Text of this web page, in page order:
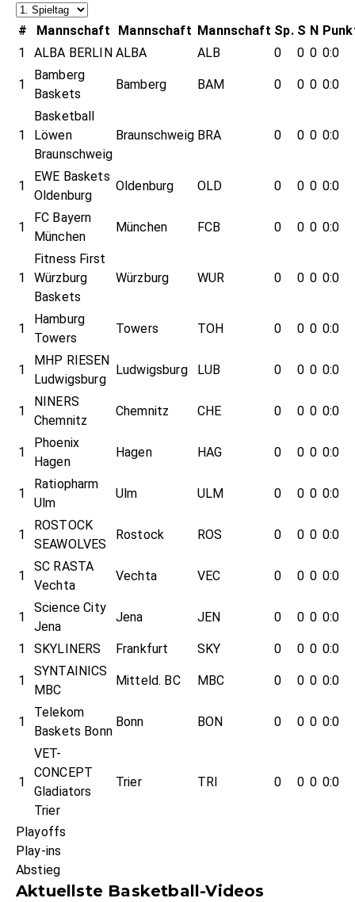
# Mannschaft Mannschaft Mannschaft Sp. S N
1
ALBA BERLIN ALBA ALB 0 0 0 0:0
1
Bamberg
Baskets
Bamberg BAM 0 0 0 0:0
1
Basketball
Löwen
Braunschweig
Braunschweig BRA 0 0 0 0:0
1
EWE Baskets
Oldenburg
Oldenburg OLD 0 0 0 0:0
1
FC Bayern
München
München FCB 0 0 0 0:0
1
Fitness First
Würzburg
Baskets
Würzburg WUR 0 0 0 0:0
1
Hamburg
Towers
Towers TOH 0 0 0 0:0
1
MHP RIESEN
Ludwigsburg
Ludwigsburg LUB 0 0 0 0:0
1
NINERS
Chemnitz
Chemnitz CHE 0 0 0 0:0
1
Phoenix
Hagen
Hagen HAG 0 0 0 0:0
1
Ratiopharm
Ulm
Ulm ULM 0 0 0 0:0
1
ROSTOCK
SEAWOLVES
Rostock ROS 0 0 0 0:0
1
SC RASTA
Vechta
Vechta VEC 0 0 0 0:0
1
Science City
Jena
Jena JEN 0 0 0 0:0
1 SKYLINERS Frankfurt SKY 0 0 0 0:0
1
SYNTAINICS
MBC
Mitteld. BC MBC 0 0 0 0:0
1
Telekom
Baskets Bonn
Bonn BON 0 0 0 0:0
1
VET-
CONCEPT
Gladiators
Trier
Trier TRI 0 0 0 0:0
Playoffs
Play-ins
Abstieg
Aktuellste Basketball-Videos